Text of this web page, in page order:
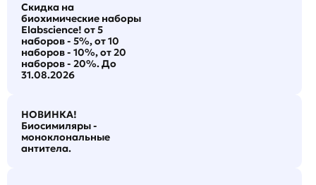
Скидка на
биохимические наборы
Elabscience! от 5
наборов - 5%, от 10
наборов - 10%, от 20
наборов - 20%. До
31.08.2026
НОВИНКА!
Биосимиляры -
моноклональные
антитела.